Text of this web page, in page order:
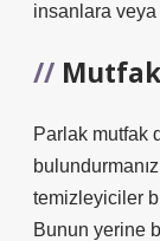
insanlara veya
Parlak mutfak
temizleyiciler
Bunun yerine